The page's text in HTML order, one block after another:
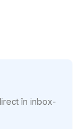
în inbox-